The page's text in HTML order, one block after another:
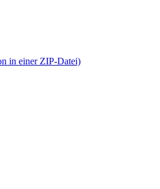
in einer ZIP-Datei)